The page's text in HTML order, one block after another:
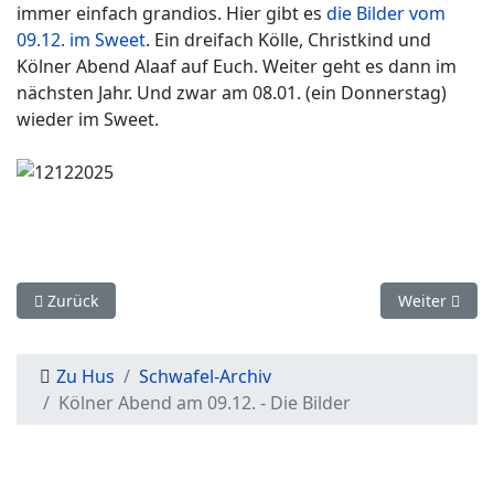
immer einfach grandios. Hier gibt es die Bilder vom
09.12. im Sweet. Ein dreifach Kölle, Christkind und
Kölner Abend Alaaf auf Euch. Weiter geht es dann im
nächsten Jahr. Und zwar am 08.01. (ein Donnerstag)
wieder im Sweet.
Vorheriger Beitrag: Kölner Abend am 09.12. - Die Einladung
Zurück Nächster
Weiter
Zu Hus
Schwafel-Archiv
Kölner Abend am 09.12. - Die Bilder